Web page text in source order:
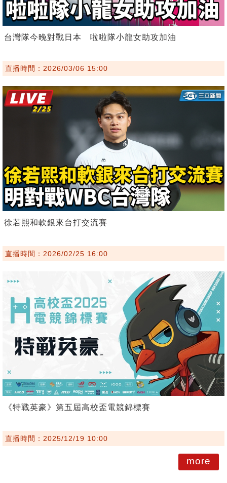
台灣隊今晚對戰日本 啦啦隊小龍女助攻加油
直播時間：2026/03/06 15:00
徐若熙和軟銀來台打交流賽
直播時間：2026/02/25 16:00
《特戰英豪》第五屆高校盃電競錦標賽
直播時間：2025/12/19 10:00
more